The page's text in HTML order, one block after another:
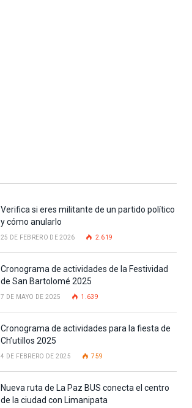
Verifica si eres militante de un partido político
y cómo anularlo
25 DE FEBRERO DE 2026 2.619
Cronograma de actividades de la Festividad
de San Bartolomé 2025
7 DE MAYO DE 2025 1.639
Cronograma de actividades para la fiesta de
Ch’utillos 2025
4 DE FEBRERO DE 2025 759
Nueva ruta de La Paz BUS conecta el centro
de la ciudad con Limanipata